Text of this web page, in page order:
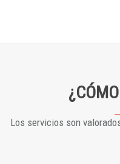
Los servicios son